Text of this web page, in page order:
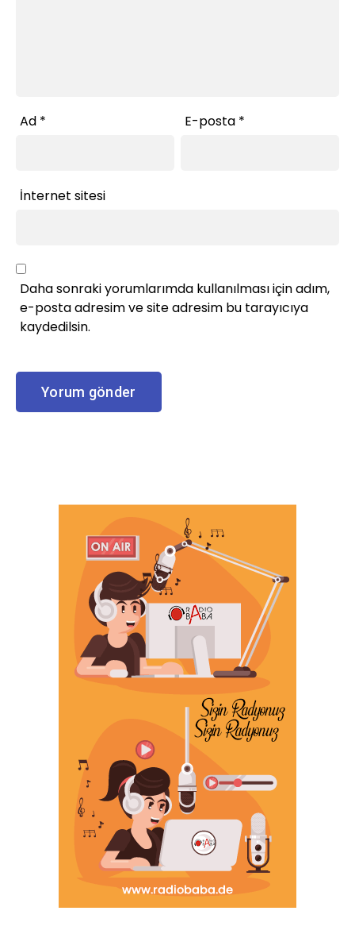
Ad * E-posta *
İnternet sitesi
Daha sonraki yorumlarımda kullanılması için adım,
e-posta adresim ve site adresim bu tarayıcıya
kaydedilsin.